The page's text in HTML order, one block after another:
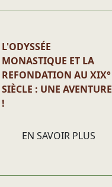
L'ODYSSÉE
MONASTIQUE ET LA
REFONDATION AU XIX°
SIÈCLE : UNE AVENTURE
!
EN SAVOIR PLUS